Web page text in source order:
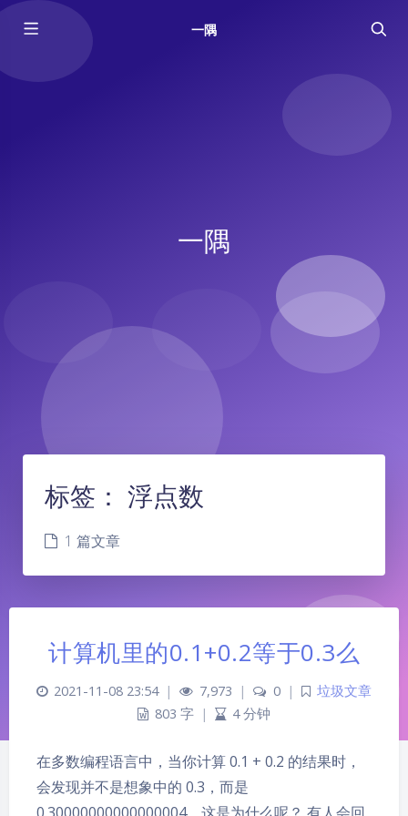
一隅
一隅
夜间模式
标签： 浮点数
1 篇文章
计算机里的0.1+0.2等于0.3么
2021-11-08 23:54 | 7,973 | 0 |
垃圾文章
803 字 | 4 分钟
在多数编程语言中，当你计算 0.1 + 0.2 的结果时，
会发现并不是想象中的 0.3，而是
0.30000000000000004。这是为什么呢？ 有人会回